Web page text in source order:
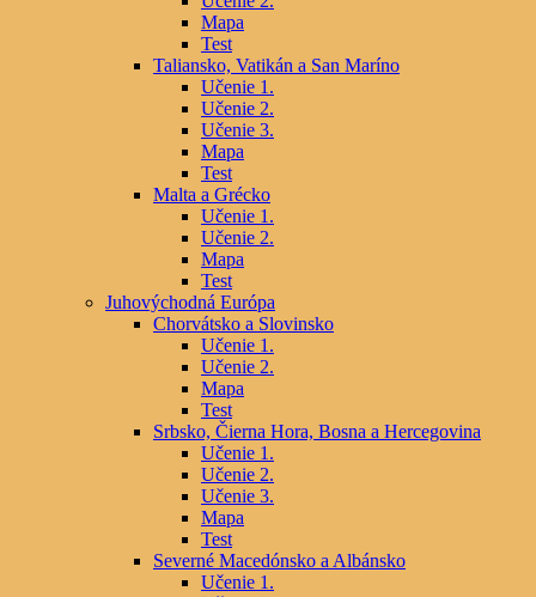
Mapa
Test
Taliansko, Vatikán a San Maríno
Učenie 1.
Učenie 2.
Učenie 3.
Mapa
Test
Malta a Grécko
Učenie 1.
Učenie 2.
Mapa
Test
Juhovýchodná Európa
Chorvátsko a Slovinsko
Učenie 1.
Učenie 2.
Mapa
Test
Srbsko, Čierna Hora, Bosna a Hercegovina
Učenie 1.
Učenie 2.
Učenie 3.
Mapa
Test
Severné Macedónsko a Albánsko
Učenie 1.